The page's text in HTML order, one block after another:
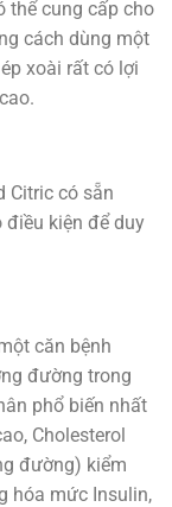
thể cung cấp cho
cách dùng một
xoài rất có lợi
Citric có sẵn
điều kiện để duy
căn bệnh
đường trong
phổ biến nhất
Cholesterol
đường) kiểm
hóa mức Insulin,